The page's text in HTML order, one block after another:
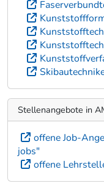
Stellenangebote in
offene Job-
jobs"
offene